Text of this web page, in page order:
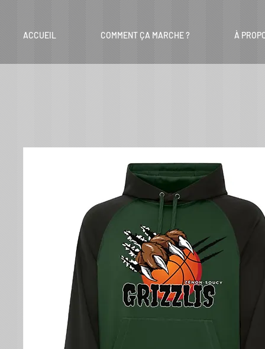
ACCUEIL COMMENT ÇA MARCHE ? À